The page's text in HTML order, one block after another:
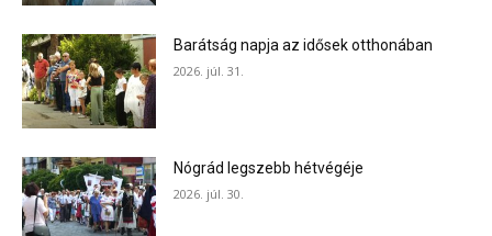
Barátság napja az idősek otthonában
2026. júl. 31.
Nógrád legszebb hétvégéje
2026. júl. 30.